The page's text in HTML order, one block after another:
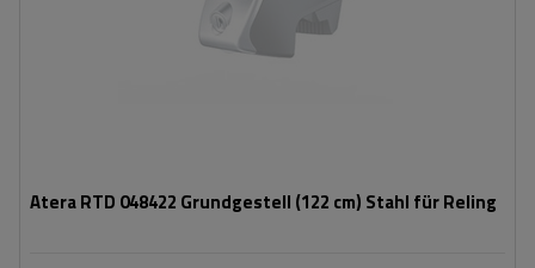
Atera RTD 048422 Grundgestell (122 cm) Stahl für Reling